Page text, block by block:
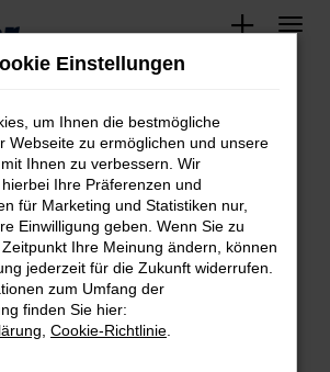
Error
Fehler aufgetreten.
Tipps, die dir helfen können:
Firewall und deine
Webseiten, zum Beispiel deine
Einstellungen
um Ihnen die bestmögliche
Webseite zu ermöglichen und unsere
Ihnen zu verbessern. Wir
Ihre Präferenzen und
für Marketing und Statistiken nur,
Einwilligung geben. Wenn Sie zu
Ihre Meinung ändern, können
jederzeit für die Zukunft widerrufen.
zum Umfang der
finden Sie hier:
Cookie-Richtlinie